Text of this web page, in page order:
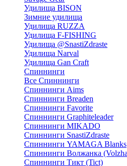
Удилища BISON
Зимние удилища
Удилища RUZZA
Удилища F-FISHING
Удилища @SnastiZdraste
Удилища Narval
Удилища Gan Craft
Спиннинги
Все Спиннинги
Спиннинги Aims
Спиннинги Breaden
Спиннинги Favorite
Спиннинги Graphiteleader
Спиннинги MIKADO
Спиннинги SnastiZdraste
Спиннинги YAMAGA Blanks
Спиннинги Волжанка
Спиннинги Тикт (Tict)